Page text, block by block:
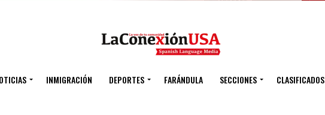
INMIGRACIÓN DEPORTES FARÁNDULA SECCIONES CLASIFICADOS